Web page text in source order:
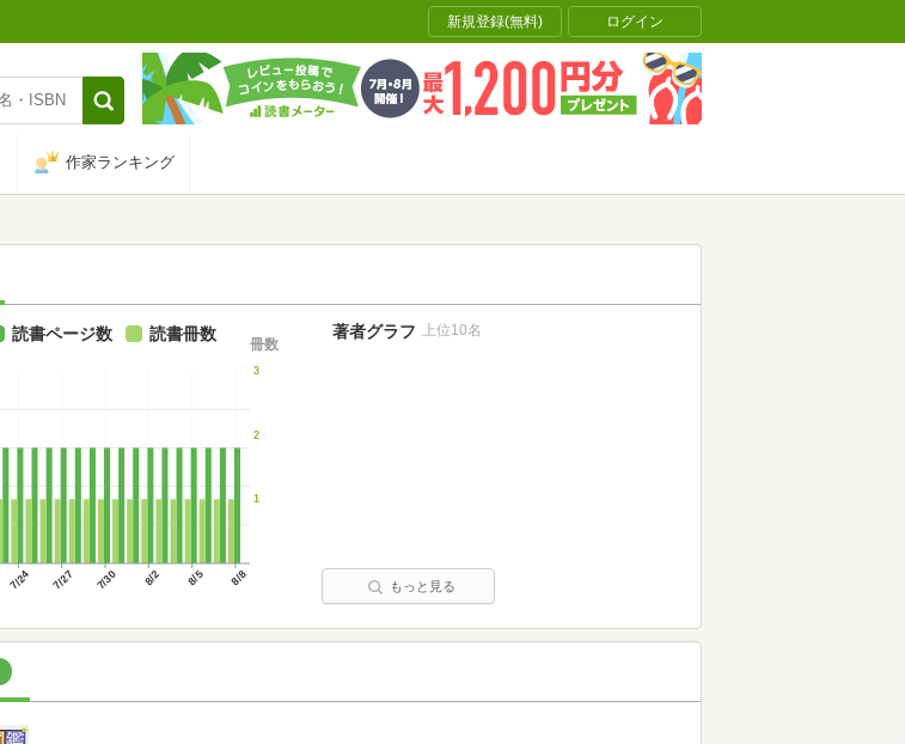
新規登録(無料) ログイン
作家ランキング
7/24 7/27 7/30 8/2 8/5 8/8
1
2
3
冊数
読書ページ数 読書冊数 著者グラフ 上位10名
もっと見る